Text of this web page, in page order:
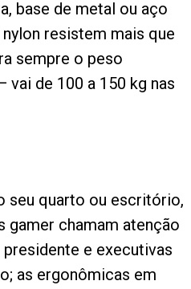
base de metal ou aço
resistem mais que
sempre o peso
de 100 a 150 kg nas
seu quarto ou escritório,
gamer chamam atenção
e executivas
as ergonômicas em